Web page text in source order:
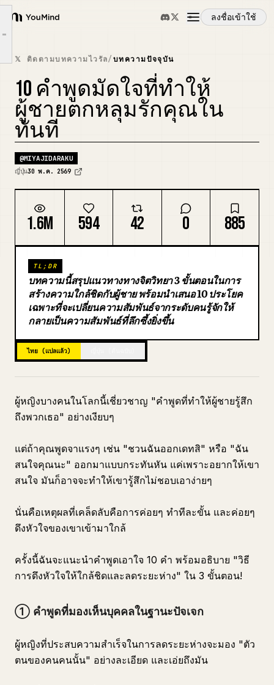
YouMind
ลงชื่อเข้าใช้
ภาพรวม
กรณีการใช้งาน
ทักษะ
พรอมต์
ราคา
บล็อก
① คำพูดที่มองเห็นบุคคลในฐานะปัจเจก
③ คำพูดที่เพิ่มความรู้สึกมีคุณค่าในตนเองของคนๆ นั้น
𝕏 ติดตามบทความไวรัล/บทความปัจจุบัน
10 คำพูดมัดใจที่ทำให้
ผู้ชายตกหลุมรักคุณใน
ทันที
@MIYAJIDARAKU
ญี่ปุ่น30 พ.ค. 2569
1.6M 594 42 0 885
TL;DR
บทความนี้สรุปแนวทางทางจิตวิทยา 3 ขั้นตอนในการ
สร้างความใกล้ชิดกับผู้ชาย พร้อมนำเสนอ 10 ประโยค
เฉพาะที่จะเปลี่ยนความสัมพันธ์จากระดับคนรู้จักให้
กลายเป็นความสัมพันธ์ที่ลึกซึ้งยิ่งขึ้น
ไทย (แปลแล้ว)
ผู้หญิงบางคนในโลกนี้เชี่ยวชาญ "คำพูดที่ทำให้ผู้ชายรู้สึก
ถึงพวกเธอ" อย่างเงียบๆ
แต่ถ้าคุณพูดจาแรงๆ เช่น "ชวนฉันออกเดทสิ" หรือ "ฉัน
สนใจคุณนะ" ออกมาแบบกระทันหัน แค่เพราะอยากให้เขา
สนใจ มันก็อาจจะทำให้เขารู้สึกไม่ชอบเอาง่ายๆ
นั่นคือเหตุผลที่เคล็ดลับคือการค่อยๆ ทำทีละขั้น และค่อยๆ
ดึงหัวใจของเขาเข้ามาใกล้
ครั้งนี้ฉันจะแนะนำคำพูดเอาใจ 10 คำ พร้อมอธิบาย "วิธี
การดึงหัวใจให้ใกล้ชิดและลดระยะห่าง" ใน 3 ขั้นตอน!
① คำพูดที่มองเห็นบุคคลในฐานะปัจเจก
ผู้หญิงที่ประสบความสำเร็จในการลดระยะห่างจะมอง "ตัว
ตนของคนคนนั้น" อย่างละเอียด และเอ่ยถึงมัน